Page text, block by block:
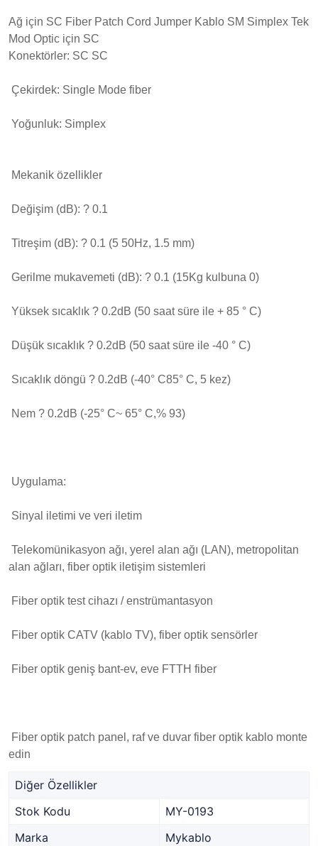
Ağ için SC Fiber Patch Cord Jumper Kablo SM Simplex Tek
Mod Optic için SC
Konektörler: SC SC
Çekirdek: Single Mode fiber
Yoğunluk: Simplex
Mekanik özellikler
Değişim (dB): ? 0.1
Titreşim (dB): ? 0.1 (5 50Hz, 1.5 mm)
Gerilme mukavemeti (dB): ? 0.1 (15Kg kulbuna 0)
Yüksek sıcaklık ? 0.2dB (50 saat süre ile + 85 ° C)
Düşük sıcaklık ? 0.2dB (50 saat süre ile -40 ° C)
Sıcaklık döngü ? 0.2dB (-40° C85° C, 5 kez)
Nem ? 0.2dB (-25° C~ 65° C,% 93)
Uygulama:
Sinyal iletimi ve veri iletim
Telekomünikasyon ağı, yerel alan ağı (LAN), metropolitan
alan ağları, fiber optik iletişim sistemleri
Fiber optik test cihazı / enstrümantasyon
Fiber optik CATV (kablo TV), fiber optik sensörler
Fiber optik geniş bant-ev, eve FTTH fiber
Fiber optik patch panel, raf ve duvar fiber optik kablo monte
edin
Diğer Özellikler
Stok Kodu
MY-0193
Marka
Mykablo